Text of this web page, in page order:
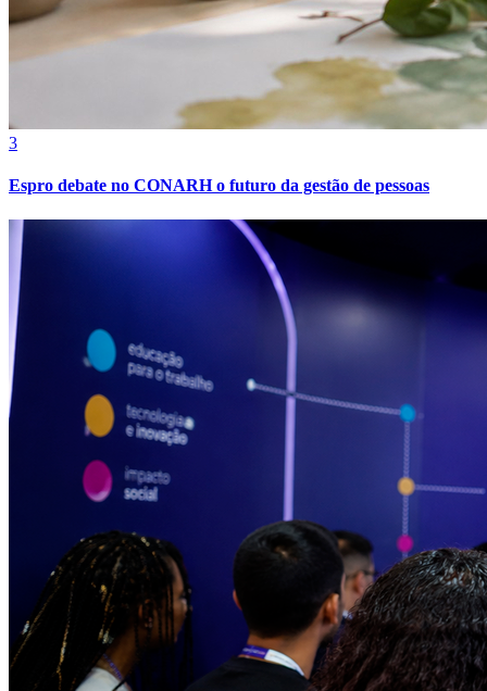
Fortaleza
3
Espro debate no CONARH o futuro da gestão de pessoas